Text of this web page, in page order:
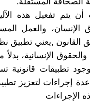
يتم تفعيل هذه
الإنسان، والعمل
القانون ,يعني تطبيق
الإنسانية،
تطبيقات قانونية
عدة إجراءات لتعزيز
الإجراءات